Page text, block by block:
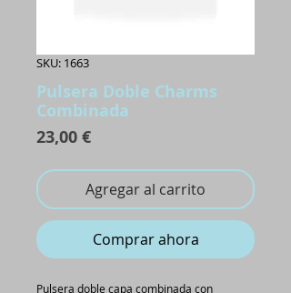
SKU: 1663
Pulsera Doble Charms
Combinada
23,00 €Precio
Agregar al carrito
Comprar ahora
Pulsera doble capa combinada con